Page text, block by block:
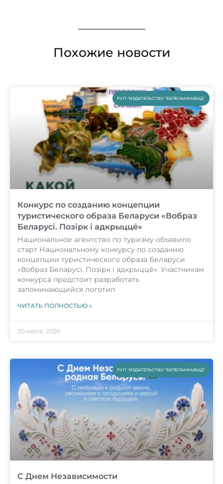
Похожие новости
РУП "ИЗДАТЕЛЬСТВО "БЕЛБЛАНКАВЫД"
Конкурс по созданию концепции
туристического образа Беларуси «Вобраз
Беларусi. Позiрк i адкрыццё»
Национальное агентство по туризму объявило
старт Национальному конкурсу по созданию
концепции туристического образа Беларуси
«Вобраз Беларусi. Позiрк i адкрыццё». Участникам
конкурса предстоит разработать
запоминающийся логотип
ЧИТАТЬ ПОЛНОСТЬЮ »
30 июля, 2026
РУП "ИЗДАТЕЛЬСТВО "БЕЛБЛАНКАВЫД"
С Днем Независимости